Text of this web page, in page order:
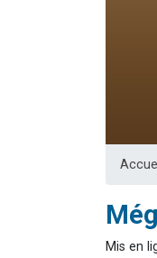
Mis en